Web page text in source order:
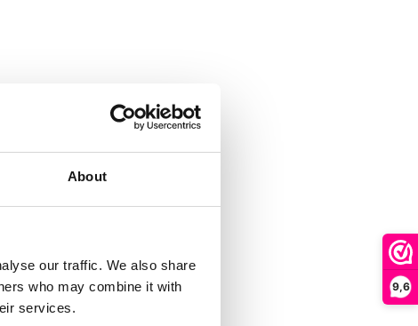
9,6
About
our traffic. We also share
who may combine it with
services.